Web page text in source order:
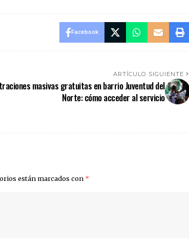
Facebook
ARTÍCULO SIGUIENTE
masivas gratuitas en barrio Juventud del
Norte: cómo acceder al servicio
están marcados con *